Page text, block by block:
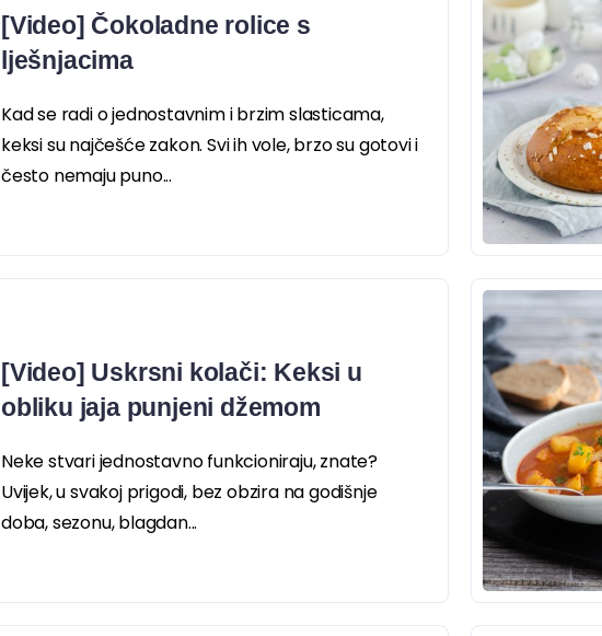
[Video] Čokoladne rolice s
lješnjacima
Kad se radi o jednostavnim i brzim slasticama,
keksi su najčešće zakon. Svi ih vole, brzo su gotovi i
često nemaju puno...
[Video] Uskrsni kolači: Keksi u
obliku jaja punjeni džemom
Neke stvari jednostavno funkcioniraju, znate?
Uvijek, u svakoj prigodi, bez obzira na godišnje
doba, sezonu, blagdan...